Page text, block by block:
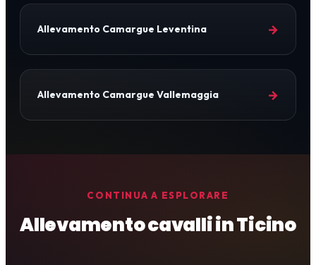
Allevamento Camargue Leventina →
Allevamento Camargue Vallemaggia →
CONTINUA A ESPLORARE
Allevamento cavalli in Ticino